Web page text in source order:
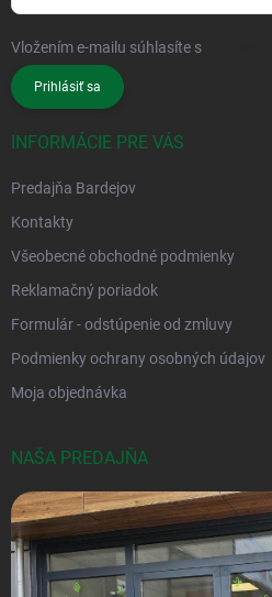
Vložením e-mailu súhlasíte s
Prihlásiť sa
INFORMÁCIE PRE VÁS
Predajňa Bardejov
Kontakty
Všeobecné obchodné podmienky
Reklamačný poriadok
Formulár - odstúpenie od zmluvy
Podmienky ochrany osobných údajov
Moja objednávka
NAŠA PREDAJŇA